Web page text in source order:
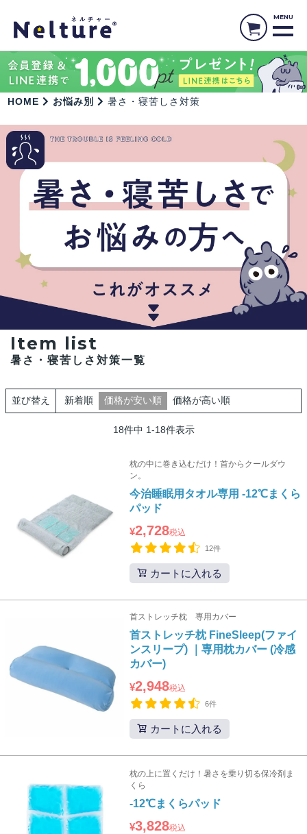
MENU
HOME お悩み別 暑さ・寝苦しさ対策
Item list
暑さ・寝苦しさ対策一覧
並び替え 新着順 価格が安い順 価格が高い順
18件中 1-18件表示
枕の中に巻き込むだけ！首からクールダウ
ン。
今治睡眠用タオル専用 -12℃まくら
パッド
¥2,728税込
12件
カートに入れる
首ストレッチ枕 専用カバー
首ストレッチ枕 FineSleep(ファイ
ンスリープ) ｜専用枕カバー (冷感
カバー)
¥2,948税込
6件
カートに入れる
枕の上に置くだけ！暑さを乗り切る保冷剤ま
くら
-12℃まくらパッド
¥3,828税込